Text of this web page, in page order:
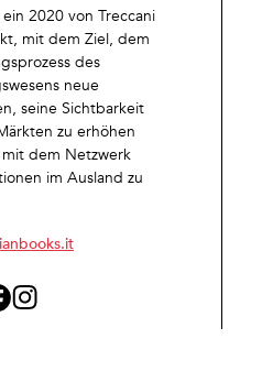
2020 von Treccani
mit dem Ziel, dem
des
neue
seine Sichtbarkeit
zu erhöhen
dem Netzwerk
im Ausland zu